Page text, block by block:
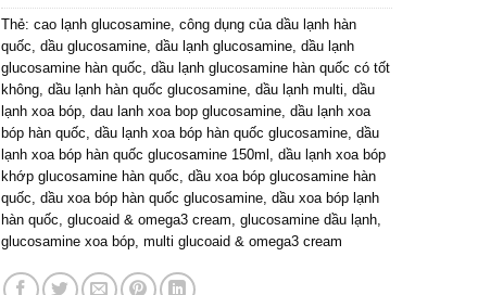
Thẻ: cao lạnh glucosamine công dụng của dầu lạnh hàn
quốc dầu glucosamine dầu lạnh glucosamine dầu lạnh
glucosamine hàn quốc dầu lạnh glucosamine hàn quốc có tốt
không dầu lạnh hàn quốc glucosamine dầu lạnh multi dầu
lạnh xoa bóp dau lanh xoa bop glucosamine dầu lạnh xoa
bóp hàn quốc dầu lạnh xoa bóp hàn quốc glucosamine dầu
lạnh xoa bóp hàn quốc glucosamine 150ml dầu lạnh xoa bóp
khớp glucosamine hàn quốc dầu xoa bóp glucosamine hàn
quốc dầu xoa bóp hàn quốc glucosamine dầu xoa bóp lạnh
hàn quốc glucoaid & omega3 cream glucosamine dầu lạnh
glucosamine xoa bóp multi glucoaid & omega3 cream